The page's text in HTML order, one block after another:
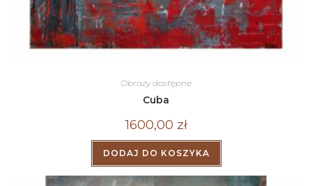
Obrazy dostępne
Cuba
1600,00 zł
DODAJ DO KOSZYKA